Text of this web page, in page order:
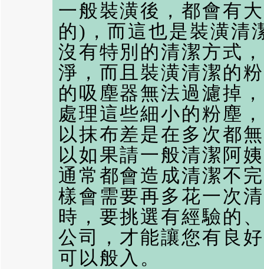
一般裝潢後，都會有
的)，而這也是裝潢清
沒有特別的清潔方式
淨，而且裝潢清潔的
的吸塵器無法過濾掉
處理這些細小的粉塵
以抹布差是在多次都
以如果請一般清潔阿
通常都會造成清潔不
樣會需要再多花一次
時，要挑選有經驗的
公司，才能讓您有良
可以般入。